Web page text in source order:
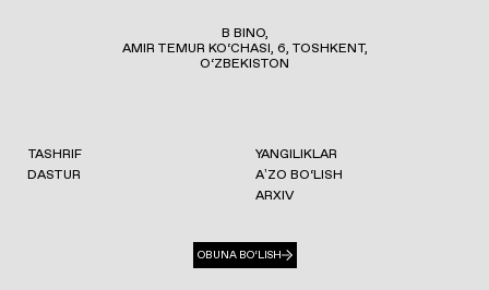
B BINO,
AMIR TEMUR KO‘CHASI, 6, TOSHKENT,
O‘ZBEKISTON
TASHRIF
DASTUR
YANGILIKLAR
AʼZO BO‘LISH
ARXIV
OBUNA BO‘LISH